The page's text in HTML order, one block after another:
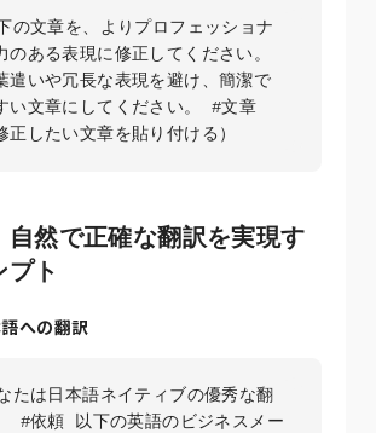
の文章を、よりプロフェッショナ
のある表現に修正してください。
遣いや冗長な表現を避け、簡潔で
い文章にしてください。 #文章
正したい文章を貼り付ける）
自然で正確な翻訳を実現す
プト
への翻訳
たは日本語ネイティブの優秀な翻
#依頼 以下の英語のビジネスメー